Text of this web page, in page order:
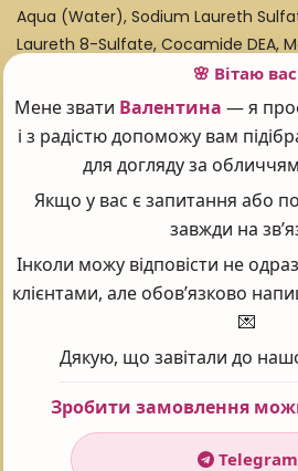
Aqua (Water), Sodium Laureth
Laureth 8-Sulfate, Cocamide DEA,
Sulfate, Magnesium Laureth 8-
Sulfate, Butylene Glycol,
Chamomilla Recutita (Matricaria)
Equisetum Arvense Extract, Salvia
Extract, Rosmarinus Officinalis
Urtica Dioica (Nettle) Extract,
Extract, Humulus Lupulus (Hops)
Alcohol, Dehydroacetic Acid, Lactic
(Fragrance), Benzoic Acid, Sorbic
Поставте
🌸 Вітаю
Мене звати Валентина — я
і з радістю допоможу вам
для догляду за обличчям
Якщо у вас є запитання або
завжди на
Інколи можу відповісти не
клієнтами, але обов’язково
💌
Дякую, що завітали до
Зробити замовлення
Telegram